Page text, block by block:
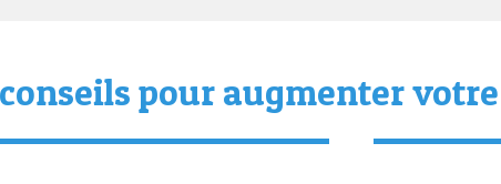
pour augmenter